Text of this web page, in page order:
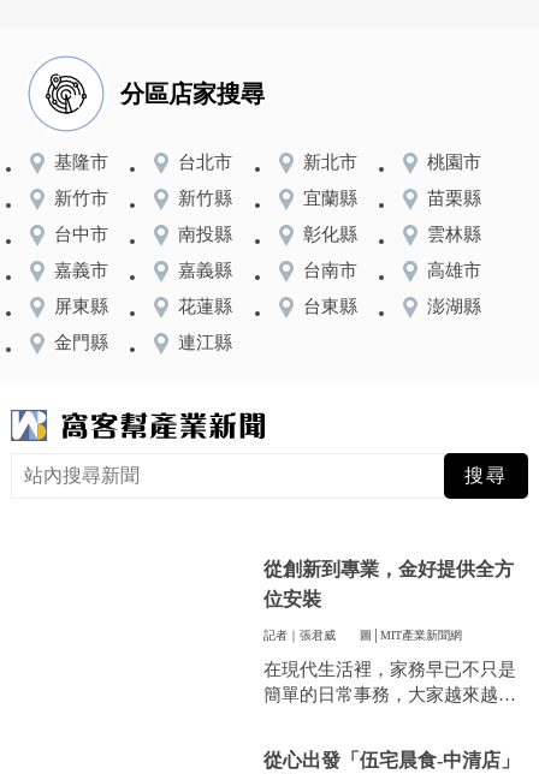
分區店家搜尋
基隆市 台北市 新北市
桃園市
新竹市
新竹縣 宜蘭縣
苗栗縣
台中市
南投縣 彰化縣
雲林縣
嘉義市
嘉義縣 台南市
高雄市
屏東縣
花蓮縣 台東縣
澎湖縣
金門縣
連江縣
從創新到專業，金好提供全方
位安裝
記者｜張君威 圖│MIT產業新聞網
在現代生活裡，家務早已不只是
簡單的日常事務，大家越來越重
件看似小事卻常常讓人煩惱。像
是衣服太多、空間不夠，或是遇
從心出發「伍宅晨食-中清店」